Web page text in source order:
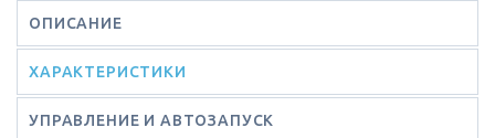
ОПИСАНИЕ
ХАРАКТЕРИСТИКИ
УПРАВЛЕНИЕ И АВТОЗАПУСК